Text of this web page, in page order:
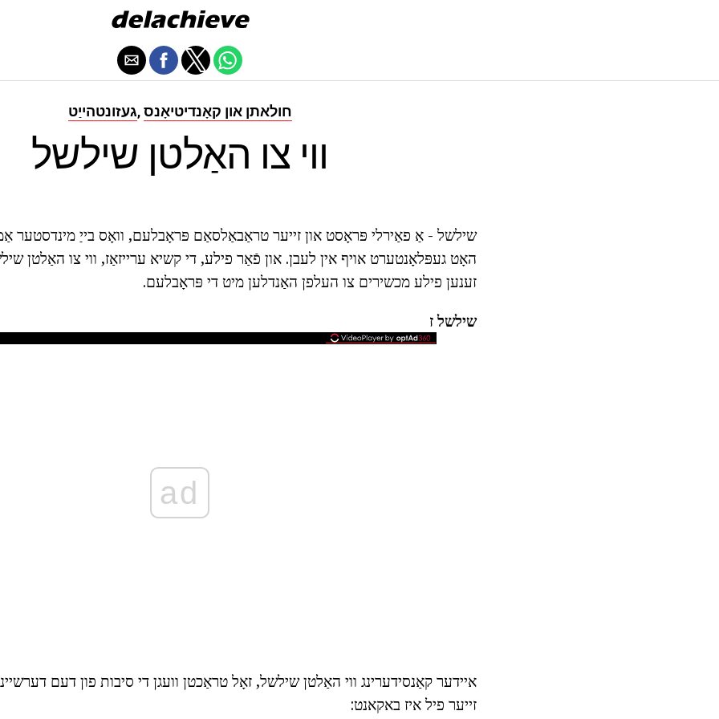
געזונטהייַט, חולאתן און קאָנדיטיאָנס
ווי צו האַלטן שילשל
שילשל - אַ פאַירלי פּראָסט און זייער טראַבאַלסאַם פּראָבלעם, וואָס בייַ מינדסטער
האָט געפּלאָנטערט אויף אין לעבן. און פֿאַר פילע, די קשיא ערייזאַז, ווי צו האַלטן
זענען פילע מכשירים צו העלפן האַנדלען מיט די פּראָבלעם.
שילשל ז
ad
איידער קאַנסידערינג ווי האַלטן שילשל, זאָל טראַכטן וועגן די סיבות פון דעם
זייער פיל איז באקאנט: